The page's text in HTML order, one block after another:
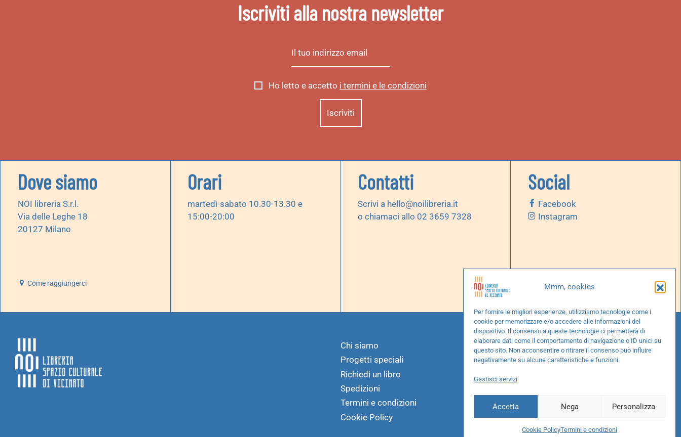
Mmm, cookies
Per fornire le migliori esperienze, utilizziamo tecnologie come i
cookie per memorizzare e/o accedere alle informazioni del
dispositivo. Il consenso a queste tecnologie ci permetterà di
elaborare dati come il comportamento di navigazione o ID unici su
questo sito. Non acconsentire o ritirare il consenso può influire
negativamente su alcune caratteristiche e funzioni.
Gestisci servizi
Accetta Nega Personalizza
Cookie PolicyTermini e condizioni
Iscriviti alla nostra newsletter
Ho letto e accetto i termini e le condizioni
Dove siamo
NOI libreria S.r.l.
Via delle Leghe 18
20127 Milano
Come raggiungerci
Orari
martedì-sabato 10.30-13.30 e
15:00-20:00
Contatti
Scrivi a hello@noilibreria.it
o chiamaci allo 02 3659 7328
Social
Facebook
Instagram
Chi siamo
Progetti speciali
Richiedi un libro
Spedizioni
Termini e condizioni
Cookie Policy